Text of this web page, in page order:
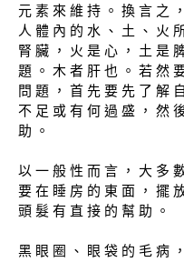
元 素 來 維 持 。 換 言 之
人 體 內 的 水 、 土 、 火
腎 臟 ， 火 是 心 ， 土 是
題 。 木 者 肝 也 。 若 然
問 題 ， 首 先 要 先 了 解
不 足 或 有 何 過 盛 ， 然
助 。
以 一 般 性 而 言 ， 大 多
要 在 睡 房 的 東 面 ， 擺
頭 髮 有 直 接 的 幫 助 。
黑 眼 圈 、 眼 袋 的 毛 病